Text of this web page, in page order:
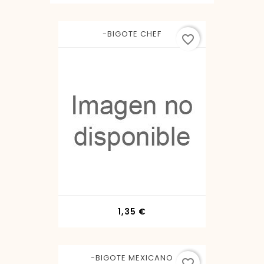
-BIGOTE CHEF
1,35 €Precio
favorite_border
-BIGOTE MEXICANO